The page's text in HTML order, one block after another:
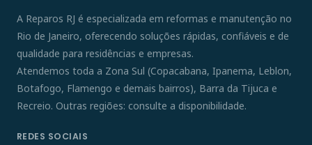
A Reparos RJ é especializada em reformas e manutenção no
Rio de Janeiro, oferecendo soluções rápidas, confiáveis e de
qualidade para residências e empresas.
Atendemos toda a Zona Sul (Copacabana, Ipanema, Leblon,
Botafogo, Flamengo e demais bairros), Barra da Tijuca e
Recreio. Outras regiões: consulte a disponibilidade.
REDES SOCIAIS